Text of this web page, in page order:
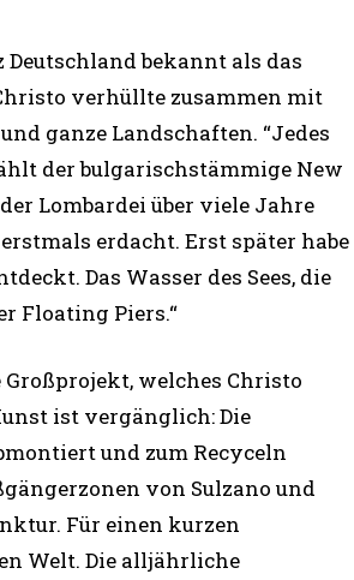
bekannt als das
verhüllte zusammen mit
ganze Landschaften. “Jedes
der bulgarischstämmige New
Lombardei über viele Jahre
erdacht. Erst später habe
Das Wasser des Sees, die
Floating Piers.“
Großprojekt, welches Christo
ist vergänglich: Die
und zum Recyceln
von Sulzano und
Für einen kurzen
Welt. Die alljährliche